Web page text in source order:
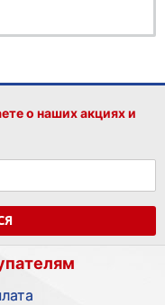
о наших акциях и